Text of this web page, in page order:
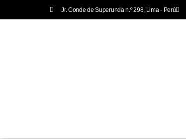
Jr. Conde de Superunda n.º 298, Lima - Perú